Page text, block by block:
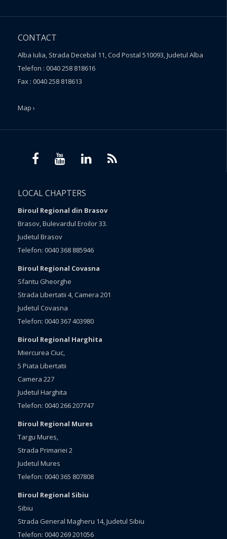
CONTACT
Alba Iulia, Strada Decebal 11, Cod Postal 510093, Judetul Alba
Telefon : 0040 258 818616
Fax : 0040 258 818613
Map ›
LOCAL CHAPTERS
Biroul Regional din Brasov
Brasov, Bulevardul Eroilor 33.
Judetul Brasov
Telefon: 0040 368 885946
Biroul Regional Covasna
Sfantu Gheorghe
Strada Libertatii 4, Camera 201
Judetul Covasna
Telefon: 0040 367 403980
Biroul Regional Harghita
Miercurea Ciuc,
5 Piata Libertatii
Camera 227
Judetul Harghita
Telefon: 0040 266 207747
Biroul Regional Mures
Targu Mures,
Strada Primariei 2
Judetul Mures
Telefon: 0040 365 807808
Biroul Regional Sibiu
Sibiu
Strada General Magheru 14, Judetul Sibiu
Telefon: 0040 269 201056